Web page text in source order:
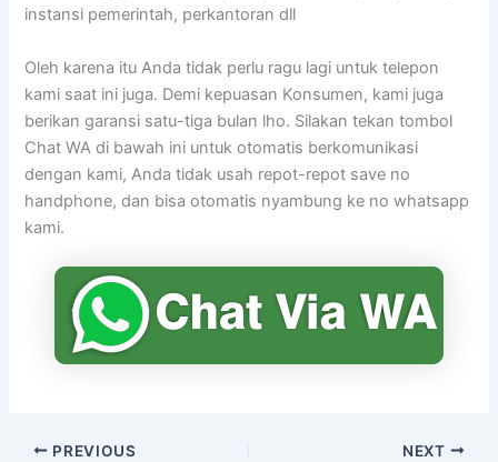
instansi pemerintah, perkantoran dll
Oleh karena itu Anda tidak perlu ragu lagi untuk telepon
kami saat ini juga. Demi kepuasan Konsumen, kami juga
berikan garansi satu-tiga bulan lho. Silakan tekan tombol
Chat WA di bawah ini untuk otomatis berkomunikasi
dengan kami, Anda tidak usah repot-repot save no
handphone, dan bisa otomatis nyambung ke no whatsapp
kami.
PREVIOUS NEXT